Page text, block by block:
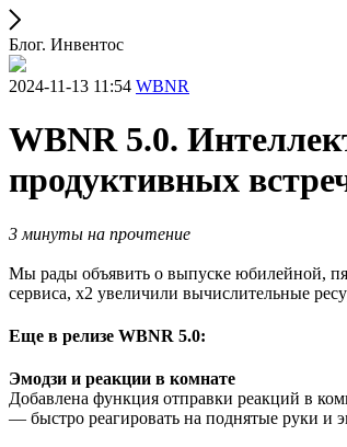
Блог. Инвентос
2024-11-13 11:54 WBNR
WBNR 5.0.
продуктивных
3 минуты на прочтение
Мы рады объявить о выпуске юбилейной,
сервиса, х2 увеличили вычислительные
Еще в релизе WBNR 5.0:
Эмодзи и реакции в комнате
Добавлена функция отправки реакций в
— быстро реагировать на поднятые руки и